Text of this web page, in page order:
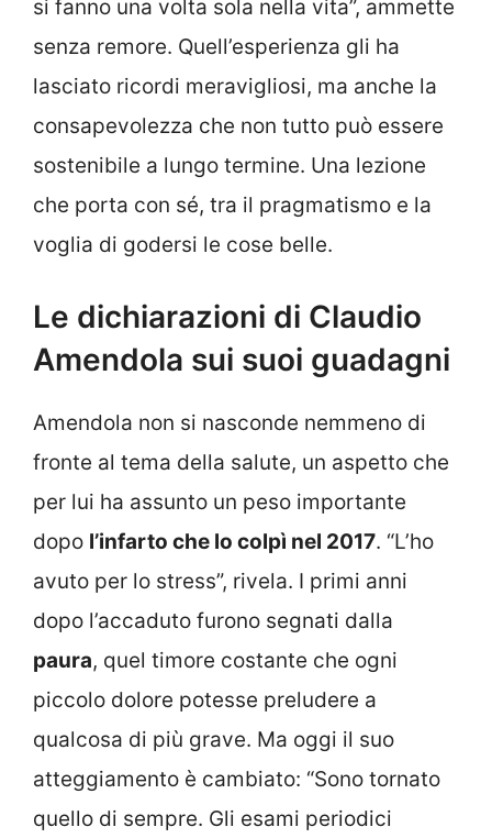
si fanno una volta sola nella vita”, ammette
senza remore. Quell’esperienza gli ha
lasciato ricordi meravigliosi, ma anche la
consapevolezza che non tutto può essere
sostenibile a lungo termine. Una lezione
che porta con sé, tra il pragmatismo e la
voglia di godersi le cose belle.
Le dichiarazioni di Claudio
Amendola sui suoi guadagni
Amendola non si nasconde nemmeno di
fronte al tema della salute, un aspetto che
per lui ha assunto un peso importante
dopo l’infarto che lo colpì nel 2017. “L’ho
avuto per lo stress”, rivela. I primi anni
dopo l’accaduto furono segnati dalla
paura, quel timore costante che ogni
piccolo dolore potesse preludere a
qualcosa di più grave. Ma oggi il suo
atteggiamento è cambiato: “Sono tornato
quello di sempre. Gli esami periodici